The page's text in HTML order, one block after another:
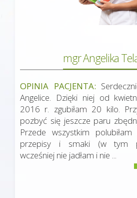
mgr Angelika
OPINIA PACJENTA:
Angelice. Dzięki niej od
2016 r. zgubiłam 20 kilo.
pozbyć się jeszcze paru
Przede wszystkim
przepisy i smaki (w tym
wcześniej nie jadłam i nie ...